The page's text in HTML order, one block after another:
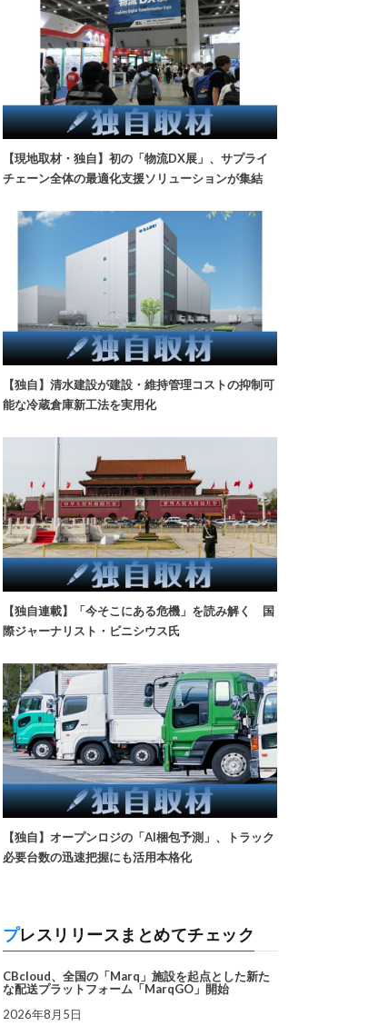
【現地取材・独自】初の「物流DX展」、サプライ
チェーン全体の最適化支援ソリューションが集結
【独自】清水建設が建設・維持管理コストの抑制可
能な冷蔵倉庫新工法を実用化
【独自連載】「今そこにある危機」を読み解く 国
際ジャーナリスト・ビニシウス氏
【独自】オープンロジの「AI梱包予測」、トラック
必要台数の迅速把握にも活用本格化
プレスリリースまとめてチェック
CBcloud、全国の「Marq」施設を起点とした新た
な配送プラットフォーム「MarqGO」開始
2026年8月5日